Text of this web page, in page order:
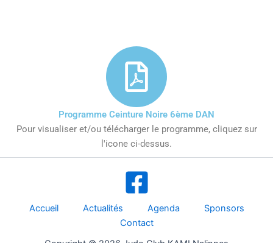
Programme Ceinture Noire 6ème DAN
Pour visualiser et/ou télécharger le programme, cliquez sur
l'icone ci-dessus.
Accueil Actualités Agenda
Sponsors
Contact